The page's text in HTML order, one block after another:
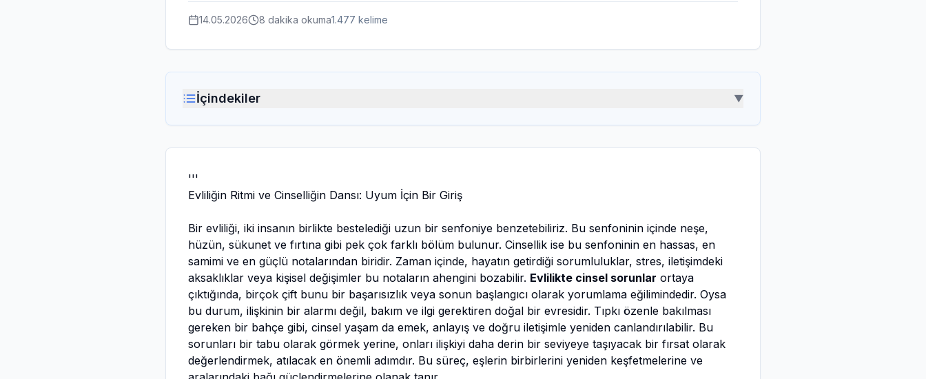
14.05.2026 8 dakika okuma1.477 kelime
İçindekiler ▼
'''
Evliliğin Ritmi ve Cinselliğin Dansı: Uyum İçin Bir Giriş
Bir evliliği, iki insanın birlikte bestelediği uzun bir senfoniye benzetebiliriz. Bu senfoninin içinde neşe,
hüzün, sükunet ve fırtına gibi pek çok farklı bölüm bulunur. Cinsellik ise bu senfoninin en hassas, en
samimi ve en güçlü notalarından biridir. Zaman içinde, hayatın getirdiği sorumluluklar, stres, iletişimdeki
aksaklıklar veya kişisel değişimler bu notaların ahengini bozabilir. Evlilikte cinsel sorunlar ortaya
çıktığında, birçok çift bunu bir başarısızlık veya sonun başlangıcı olarak yorumlama eğilimindedir. Oysa
bu durum, ilişkinin bir alarmı değil, bakım ve ilgi gerektiren doğal bir evresidir. Tıpkı özenle bakılması
gereken bir bahçe gibi, cinsel yaşam da emek, anlayış ve doğru iletişimle yeniden canlandırılabilir. Bu
sorunları bir tabu olarak görmek yerine, onları ilişkiyi daha derin bir seviyeye taşıyacak bir fırsat olarak
değerlendirmek, atılacak en önemli adımdır. Bu süreç, eşlerin birbirlerini yeniden keşfetmelerine ve